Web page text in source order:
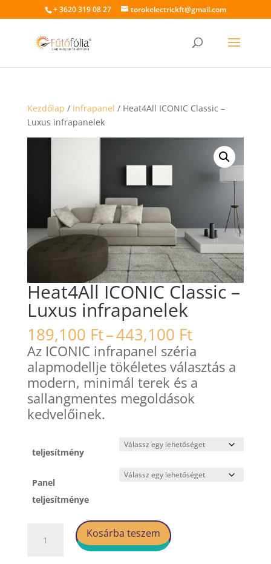
+ 3620 319 08 27 torokelectrickft@gmail.com
Kezdőlap / Infrapanel / Heat4All ICONIC Classic –
Luxus infrapanelek
Heat4All ICONIC Classic –
Luxus infrapanelek
189,100 Ft–443,100 Ft
189,100 Ft
-
443,100 Ft
Az ICONIC infrapanel széria
alapmodellje tökéletes választás a
modern, minimál terek és a
sallangmentes megoldások
kedvelőinek.
teljesítmény
Panel
teljesítménye
ICONIC
Kosárba teszem